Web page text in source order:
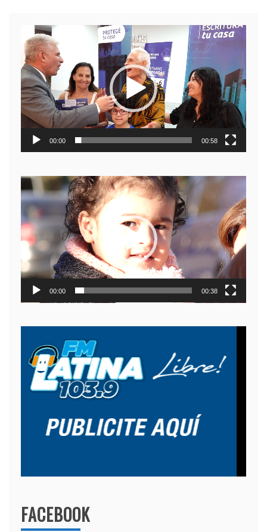
Reproductor
de
video
00:00 00:58
Reproductor
de
video
00:00 00:38
FACEBOOK